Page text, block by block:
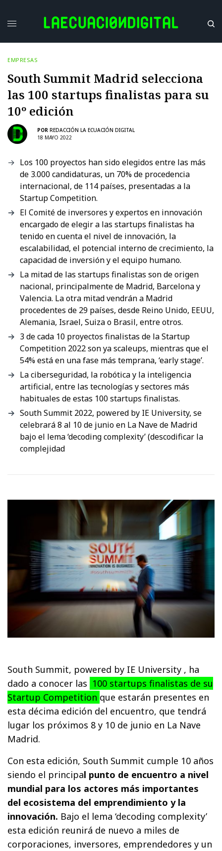
EMPRESAS
South Summit Madrid selecciona
las 100 startups finalistas para su
10º edición
POR REDACCIÓN LA ECUACIÓN DIGITAL
18 MAYO 2022
Los 100 proyectos han sido elegidos entre las más
de 3.000 candidaturas, un 70% de procedencia
internacional, de 114 países, presentadas a la
Startup Competition.
El Comité de inversores y expertos en innovación
encargado de elegir a las startups finalistas ha
tenido en cuenta el nivel de innovación, la
escalabilidad, el potencial interno de crecimiento, la
capacidad de inversión y el equipo humano.
La mitad de las startups finalistas son de origen
nacional, principalmente de Madrid, Barcelona y
Valencia. La otra mitad vendrán a Madrid
procedentes de 29 países, desde Reino Unido, EEUU,
Alemania, Israel, Suiza o Brasil, entre otros.
3 de cada 10 proyectos finalistas de la Startup
Competition 2022 son ya scaleups, mientras que el
54% está en una fase más temprana, ‘early stage’.
La ciberseguridad, la robótica y la inteligencia
artificial, entre las tecnologías y sectores más
habituales de estas 100 startups finalistas.
South Summit 2022, powered by IE University, se
celebrará 8 al 10 de junio en La Nave de Madrid
bajo el lema ‘decoding complexity’ (descodificar la
complejidad
South Summit, powered by IE University , ha
dado a conocer las 100 startups finalistas de su
Startup Competition que estarán presentes en
esta décima edición del encuentro, que tendrá
lugar los próximos 8 y 10 de junio en La Nave
Madrid.
Con esta edición, South Summit cumple 10 años
siendo el principal punto de encuentro a nivel
mundial para los actores más importantes
del ecosistema del emprendimiento y la
innovación. Bajo el lema ‘decoding complexity’
esta edición reunirá de nuevo a miles de
corporaciones, inversores, emprendedores y un